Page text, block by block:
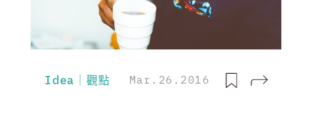
Idea｜觀點 Mar.26.2016